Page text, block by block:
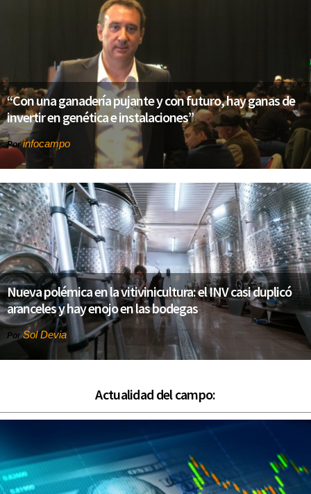
“Con una ganadería pujante y con futuro, hay ganas de
invertir en genética e instalaciones”
Porinfocampo
Nueva polémica en la vitivinicultura: el INV casi duplicó
aranceles y hay enojo en las bodegas
Por Sol Devia
Actualidad del campo: